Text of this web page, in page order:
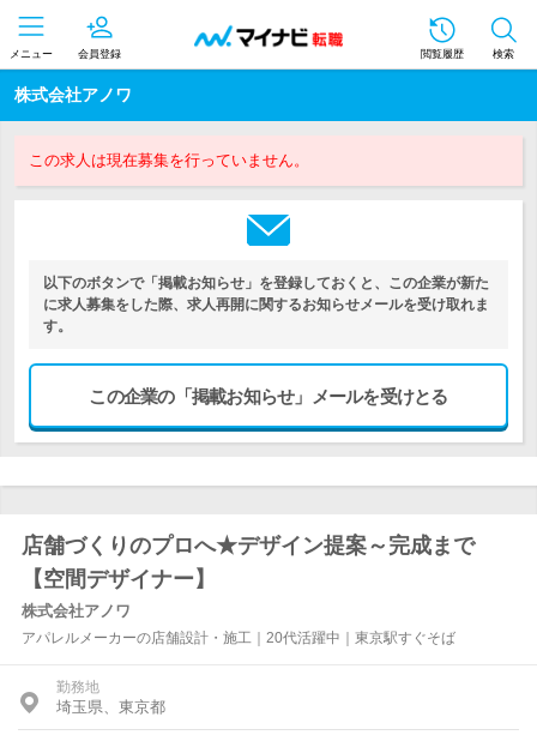
メニュー 会員登録 閲覧履歴 検索
株式会社アノワ
この求人は現在募集を行っていません。
以下のボタンで「掲載お知らせ」を登録しておくと、この企業が新た
に求人募集をした際、求人再開に関するお知らせメールを受け取れま
す。
この企業の「掲載お知らせ」メールを受けとる
店舗づくりのプロへ★デザイン提案～完成まで
【空間デザイナー】
株式会社アノワ
アパレルメーカーの店舗設計・施工｜20代活躍中｜東京駅すぐそば
勤務地
埼玉県、東京都